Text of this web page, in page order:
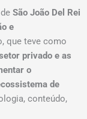
São João Del Rei
e
que teve como
privado e as
o
de
conteúdo,